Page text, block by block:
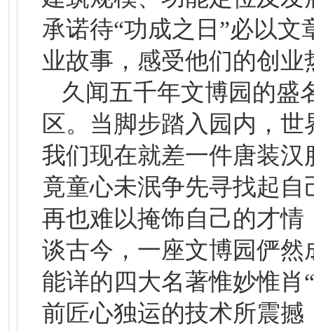
承诺待“功成之日”必以
业故事，感受他们的创
久闻五千年文博园的盛
区。当脚步踏入园内，
我们现在就差一件唐装
竟童心未泯争先寻找起
再也难以掩饰自己的才
谈古今，一座文博园俨
能详的四大名著惟妙惟肖
前匠心独运的技术所震